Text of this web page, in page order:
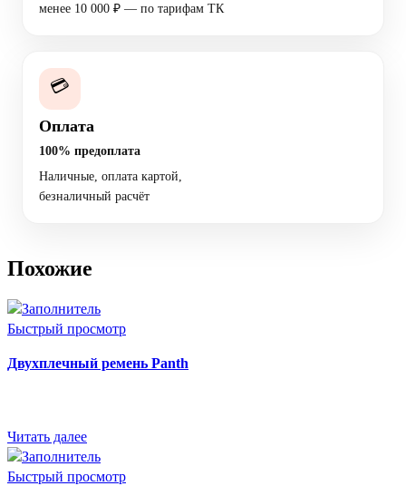
менее 10 000 ₽ — по тарифам ТК
💳
Оплата
100% предоплата
Наличные, оплата картой,
безналичный расчёт
Похожие
Быстрый просмотр
Двухплечный ремень Panth
Читать далее
Быстрый просмотр